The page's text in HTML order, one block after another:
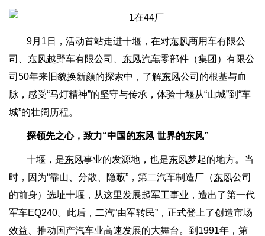
9月1日，活动首站走进十堰，在对东风商用车有限公
司、 东风越野车有限公司、 东风汽车零部件（集团）有限公
司50年来旧貌换新颜的探索中，了解东风公司的根基与血
脉，感受“马灯精神”的坚守与传承，体验十堰从“山城”到“车
城”的壮阔历程。
探领先之心，致力“中国的东风 世界的东风”
十堰，是东风事业的发源地，也是东风梦起的地方。当
时，因为“靠山、分散、隐蔽”，第二汽车制造厂（东风公司
的前身）选址十堰，从这里发展起军工事业，造出了第一代
军车EQ240。此后，二汽“由军转民”，正式登上了创造市场
效益、推动国产汽车业高速发展的大舞台。到1991年，第